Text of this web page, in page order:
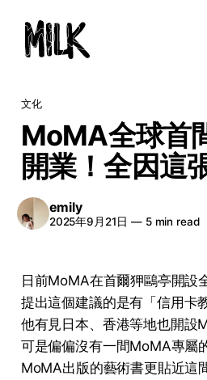
文化
MoMA全球首
開業！全因這
emily
2025年9月21日 —5 min read
日前MoMA在首爾狎鷗亭開設
提出這個建議的是有「信用卡
他有見日本、香港等地也開設
可是偏偏沒有一間MoMA專屬
MoMA出版的藝術書更貼近這